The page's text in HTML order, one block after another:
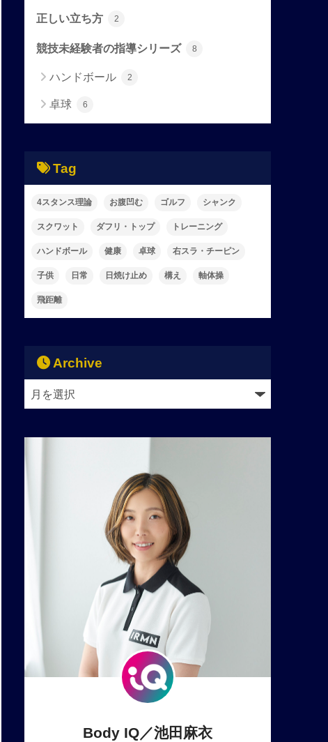
正しい立ち方 2
競技未経験者の指導シリーズ 8
ハンドボール 2
卓球 6
Tag
4スタンス理論 お腹凹む ゴルフ シャンク
スクワット ダフリ・トップ トレーニング
ハンドボール 健康 卓球 右スラ・チーピン
子供 日常 日焼け止め 構え 軸体操
飛距離
Archive
Body IQ／池田麻衣